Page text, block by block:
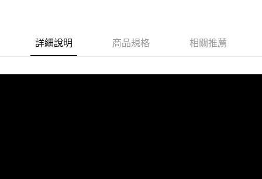
離島付款後全家取貨
每筆NT$100
詳細說明 商品規格 相關推薦